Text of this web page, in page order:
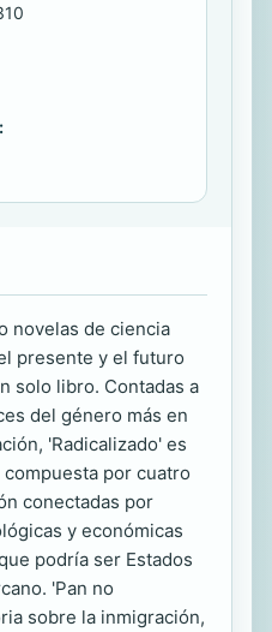
novelas de ciencia
presente y el futuro
solo libro. Contadas a
del género más en
'Radicalizado' es
por cuatro
conectadas por
y económicas
podría ser Estados
'Pan no
sobre la inmigración,